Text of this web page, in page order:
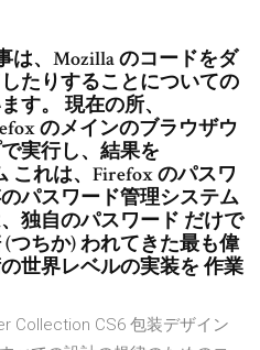
は、Mozilla のコードをダ
たりすることについての
す。 現在の所、
のメインのブラウザウ
実行し、結果を
これは、Firefox のパスワ
パスワード管理システム
独自のパスワード だけで
つちか) われてきた最も偉
世界レベルの実装を 作業
Collection CS6 包装デザイン